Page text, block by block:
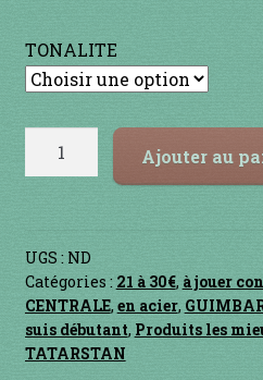
en acier
en bois
en bronze
en cuivre
en laiton
TONALITE
Ajouter au
UGS : ND
Catégories : 21 à 30€, à jouer
CENTRALE,en acier,
suis débutant, Produits les
TATARSTAN